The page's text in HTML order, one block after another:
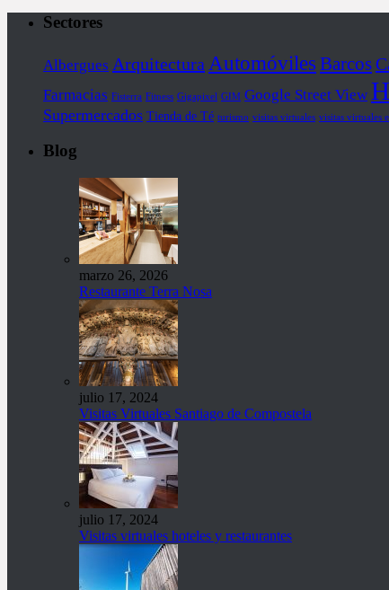
Sectores
Albergues Arquitectura Automóviles Barcos
Farmacias Fisterra Fitness Gigapixel GIM Google Street View
Supermercados Tienda de Té turismo visitas virtuales visitas virtuales
Blog
marzo 26, 2026
Restaurante Terra Nosa
julio 17, 2024
Visitas Virtuales Santiago de Compostela
julio 17, 2024
Visitas virtuales hoteles y restaurantes